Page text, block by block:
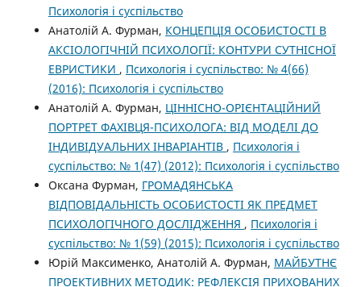
Психологія і суспільство
Анатолій А. Фурман, КОНЦЕПЦІЯ ОСОБИСТОСТІ В
АКСІОЛОГІЧНІЙ ПСИХОЛОГІЇ: КОНТУРИ СУТНІСНОЇ
ЕВРИСТИКИ , Психологія і суспільство: № 4(66)
(2016): Психологія і суспільство
Анатолій А. Фурман, ЦІННІСНО-ОРІЄНТАЦІЙНИЙ
ПОРТРЕТ ФАХІВЦЯ-ПСИХОЛОГА: ВІД МОДЕЛІ ДО
ІНДИВІДУАЛЬНИХ ІНВАРІАНТІВ , Психологія і
суспільство: № 1(47) (2012): Психологія і суспільство
Оксана Фурман, ГРОМАДЯНСЬКА
ВІДПОВІДАЛЬНІСТЬ ОСОБИСТОСТІ ЯК ПРЕДМЕТ
ПСИХОЛОГІЧНОГО ДОСЛІДЖЕННЯ , Психологія і
суспільство: № 1(59) (2015): Психологія і суспільство
Юрій Максименко, Анатолій А. Фурман, МАЙБУТНЄ
ПРОЕКТИВНИХ МЕТОДИК: РЕФЛЕКСІЯ ПРИХОВАНИХ